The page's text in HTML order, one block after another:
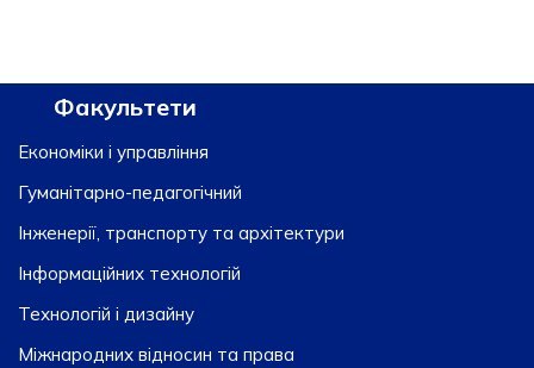
Факультети
Економіки і управління
Гуманітарно-педагогічний
Інженерії, транспорту та архітектури
Інформаційних технологій
Технологій і дизайну
Міжнародних відносин та права